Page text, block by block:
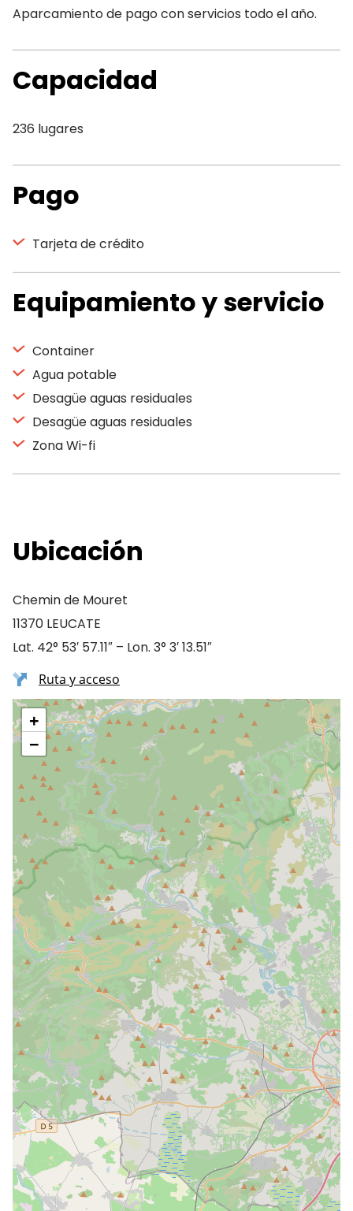
Aparcamiento de pago con servicios todo el año.
Capacidad
236 lugares
Pago
Tarjeta de crédito
Equipamiento y servicio
Container
Agua potable
Desagüe aguas residuales
Desagüe aguas residuales
Zona Wi-fi
Ubicación
Chemin de Mouret
11370 LEUCATE
Lat. 42° 53′ 57.11″ – Lon. 3° 3′ 13.51″
Ruta y acceso
+
−